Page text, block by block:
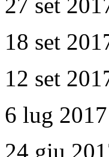
18 set
12 set
6 lug 2017
24 giu